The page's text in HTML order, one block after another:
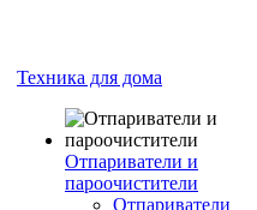
Техника для дома
Отпариватели и
пароочистители
Отпариватели